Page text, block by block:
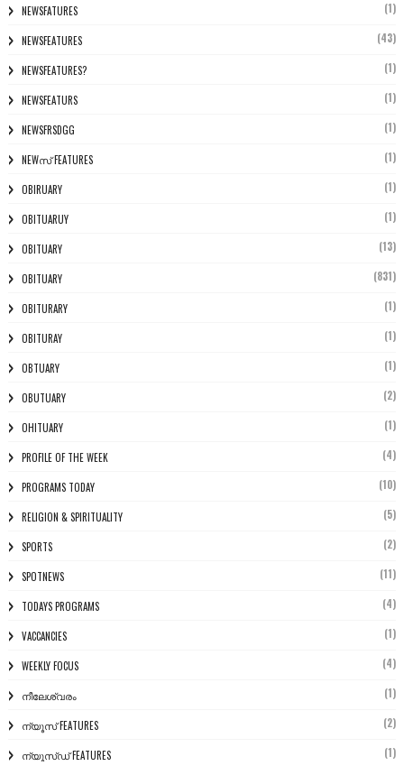
NEWSFATURES (1)
NEWSFEATURES (43)
NEWSFEATURES? (1)
NEWSFEATURS (1)
NEWSFRSDGG (1)
NEWസ് FEATURES (1)
OBIRUARY (1)
OBITUARUY (1)
OBITUARY (13)
OBITUARY (831)
OBITURARY (1)
OBITURAY (1)
OBTUARY (1)
OBUTUARY (2)
OHITUARY (1)
PROFILE OF THE WEEK (4)
PROGRAMS TODAY (10)
RELIGION & SPIRITUALITY (5)
SPORTS (2)
SPOTNEWS (11)
TODAYS PROGRAMS (4)
VACCANCIES (1)
WEEKLY FOCUS (4)
നീലേശ്വരം (1)
ന്യൂസ് FEATURES (2)
ന്യൂസ്ഡ് FEATURES (1)